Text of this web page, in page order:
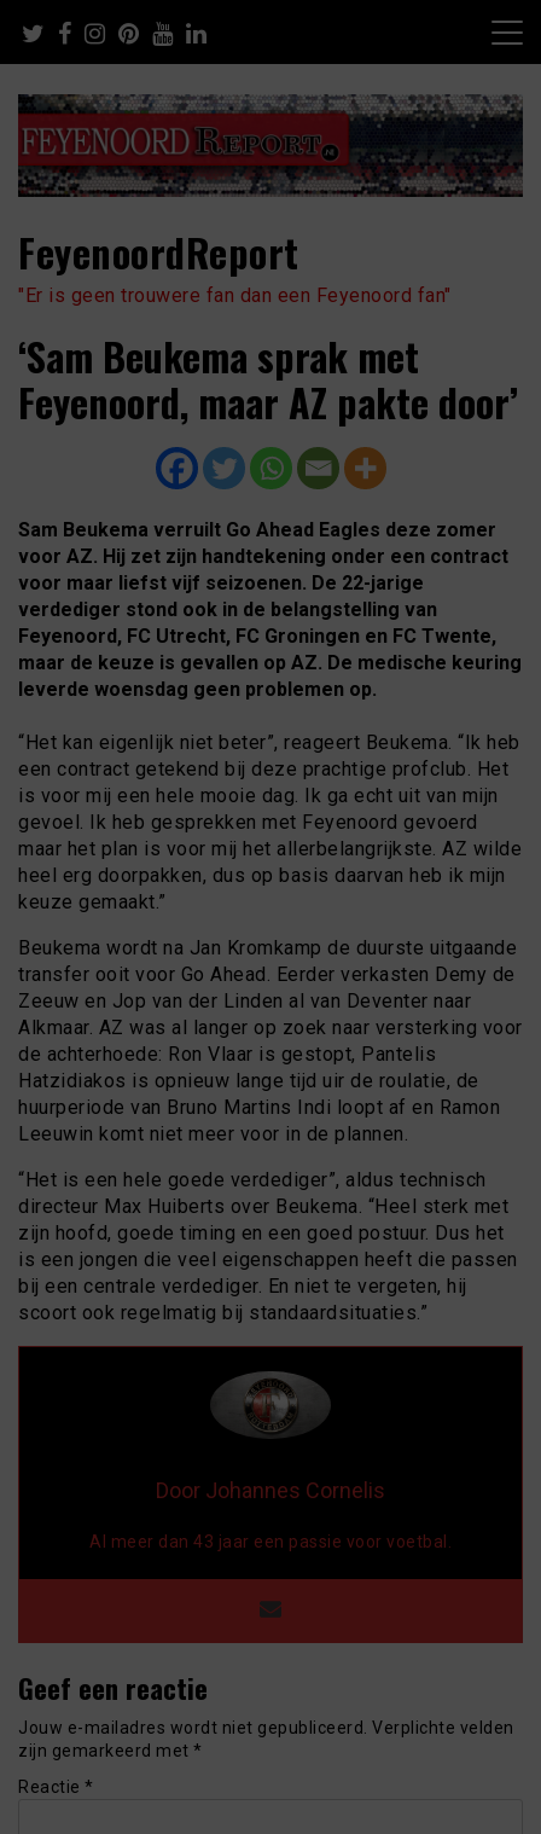
content
FeyenoordReport
"Er is geen trouwere fan dan een Feyenoord fan"
‘Sam Beukema sprak met
Feyenoord, maar AZ pakte door’
Sam Beukema verruilt Go Ahead Eagles deze zomer
voor AZ. Hij zet zijn handtekening onder een contract
voor maar liefst vijf seizoenen. De 22-jarige
verdediger stond ook in de belangstelling van
Feyenoord, FC Utrecht, FC Groningen en FC Twente,
maar de keuze is gevallen op AZ. De medische keuring
leverde woensdag geen problemen op.
“Het kan eigenlijk niet beter”, reageert Beukema. “Ik heb
een contract getekend bij deze prachtige profclub. Het
is voor mij een hele mooie dag. Ik ga echt uit van mijn
gevoel. Ik heb gesprekken met Feyenoord gevoerd
maar het plan is voor mij het allerbelangrijkste. AZ wilde
heel erg doorpakken, dus op basis daarvan heb ik mijn
keuze gemaakt.”
Beukema wordt na Jan Kromkamp de duurste uitgaande
transfer ooit voor Go Ahead. Eerder verkasten Demy de
Zeeuw en Jop van der Linden al van Deventer naar
Alkmaar. AZ was al langer op zoek naar versterking voor
de achterhoede: Ron Vlaar is gestopt, Pantelis
Hatzidiakos is opnieuw lange tijd uir de roulatie, de
huurperiode van Bruno Martins Indi loopt af en Ramon
Leeuwin komt niet meer voor in de plannen.
“Het is een hele goede verdediger”, aldus technisch
directeur Max Huiberts over Beukema. “Heel sterk met
zijn hoofd, goede timing en een goed postuur. Dus het
is een jongen die veel eigenschappen heeft die passen
bij een centrale verdediger. En niet te vergeten, hij
scoort ook regelmatig bij standaardsituaties.”
Door Johannes Cornelis
Al meer dan 43 jaar een passie voor voetbal.
Geef een reactie
Jouw e-mailadres wordt niet gepubliceerd. Verplichte velden
zijn gemarkeerd met *
Reactie *